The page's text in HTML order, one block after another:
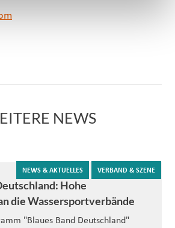
NEWS
Hohe
die Wassersportverbände
"Blaues Band Deutschland"
NEWS & AKTUELLES VERBAND & SZENE